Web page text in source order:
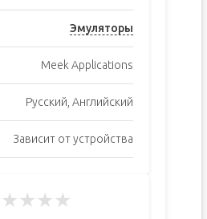
Эмуляторы
Meek Applications
Русский, Английский
Зависит от устройства
★★★★